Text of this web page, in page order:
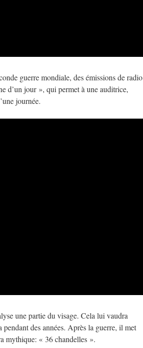
guerre mondiale, des émissions de radio
d’un jour », qui permet à une auditrice,
journée.
une partie du visage. Cela lui vaudra
des années. Après la guerre, il met
mythique: « 36 chandelles ».